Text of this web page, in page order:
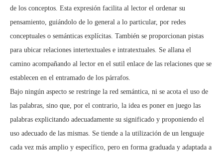
de los conceptos. Esta expresión facilita al lector el ordenar su
pensamiento, guiándolo de lo general a lo particular, por redes
conceptuales o semánticas explícitas. También se proporcionan pistas
para ubicar relaciones intertextuales e intratextuales. Se allana el
camino acompañando al lector en el sutil enlace de las relaciones que se
establecen en el entramado de los párrafos.
Bajo ningún aspecto se restringe la red semántica, ni se acota el uso de
las palabras, sino que, por el contrario, la idea es poner en juego las
palabras explicitando adecuadamente su significado y proponiendo el
uso adecuado de las mismas. Se tiende a la utilización de un lenguaje
cada vez más amplio y específico, pero en forma graduada y adaptada a